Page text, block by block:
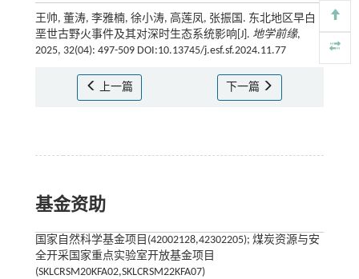
王帅, 董涛, 李雅楠, 徐小涛, 高莲凤, 张振国. 东北地区早白
垩世古野火事件及其对深时生态系统影响[J]. 地学前缘,
2025, 32(04): 497-509 DOI:10.13745/j.esf.sf.2024.11.77
上一篇 下一篇
基金资助
国家自然科学基金项目(42002128,42302205); 煤炭资源与安
全开采国家重点实验室开放基金项目
(SKLCRSM20KFA02,SKLCRSM22KFA07)